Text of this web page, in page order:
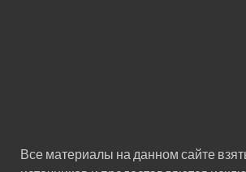
Все материалы на данном сайте